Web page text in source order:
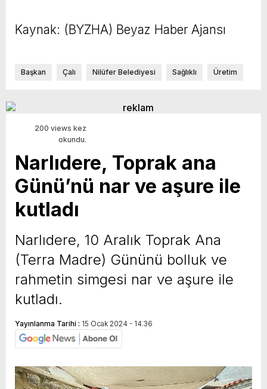
Kaynak: (BYZHA) Beyaz Haber Ajansı
Başkan Çalı Nilüfer Belediyesi Sağlıklı Üretim
200 views kez
okundu.
Narlıdere, Toprak ana
Günü’nü nar ve aşure ile
kutladı
Narlıdere, 10 Aralık Toprak Ana
(Terra Madre) Gününü bolluk ve
rahmetin simgesi nar ve aşure ile
kutladı.
Yayınlanma Tarihi : 15 Ocak 2024 - 14:36